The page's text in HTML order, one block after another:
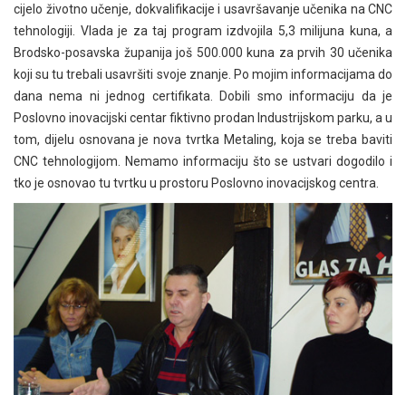
cijelo životno učenje, dokvalifikacije i usavršavanje učenika na CNC
tehnologiji. Vlada je za taj program izdvojila 5,3 milijuna kuna, a
Brodsko-posavska županija još 500.000 kuna za prvih 30 učenika
koji su tu trebali usavršiti svoje znanje. Po mojim informacijama do
dana nema ni jednog certifikata. Dobili smo informaciju da je
Poslovno inovacijski centar fiktivno prodan Industrijskom parku, a u
tom, dijelu osnovana je nova tvrtka Metaling, koja se treba baviti
CNC tehnologijom. Nemamo informaciju što se ustvari dogodilo i
tko je osnovao tu tvrtku u prostoru Poslovno inovacijskog centra.